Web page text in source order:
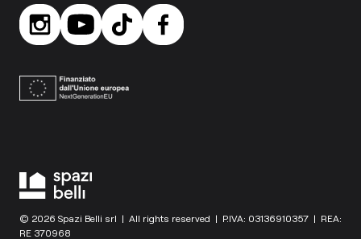
© 2026 Spazi Belli srl | All rights reserved | P.IVA: 03136910357 | REA:
RE 370968